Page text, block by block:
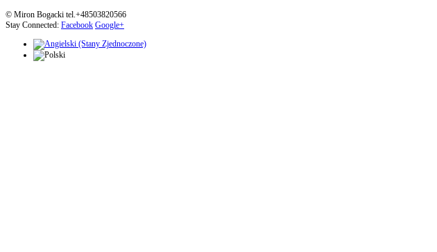
© Miron Bogacki tel.+48503820566
Stay Connected: Facebook Google+